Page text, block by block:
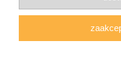
AGMAT MEBLE Mateusz
woj. wielkopolskie | E-mail: